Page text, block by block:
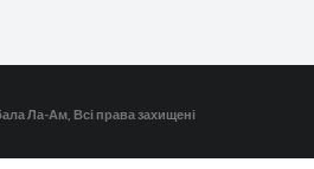
Ла-Ам, Всі права захищені